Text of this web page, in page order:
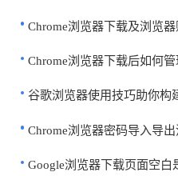
Chrome浏览器下载及浏览
Chrome浏览器下载后如何
谷歌浏览器使用技巧助你构
Chrome浏览器密码导入导
Google浏览器下载页面空白